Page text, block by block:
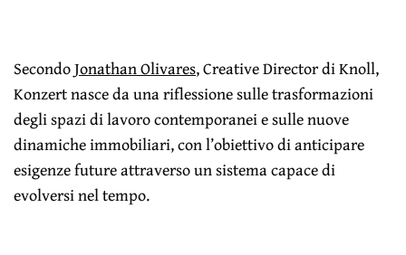
SecondoJonathan Olivares, Creative Director di Knoll,
Konzert nasce da una riflessione sulle trasformazioni
degli spazi di lavoro contemporanei e sulle nuove
dinamiche immobiliari, con l’obiettivo di anticipare
esigenze future attraverso un sistema capace di
evolversi nel tempo.